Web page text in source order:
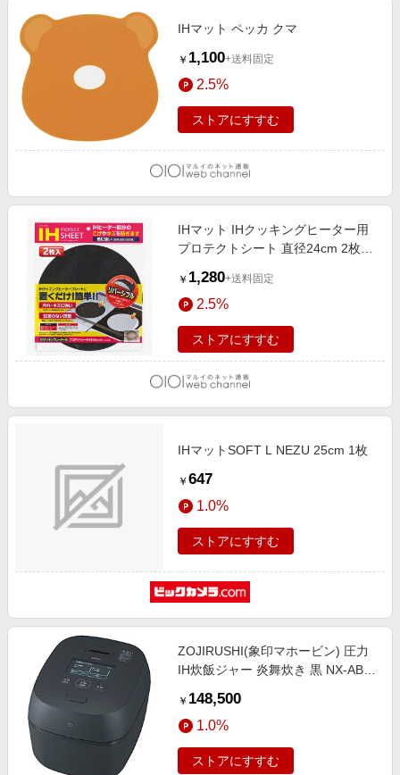
IHマット ペッカ クマ
￥ 1,100+送料固定
2.5%
ストアにすすむ
IHマット IHクッキングヒーター用
プロテクトシート 直径24cm 2枚入
￥ 1,280+送料固定
2.5%
ストアにすすむ
IHマットSOFT L NEZU 25cm 1枚
￥ 647
1.0%
ストアにすすむ
ZOJIRUSHI(象印マホービン) 圧力
IH炊飯ジャー 炎舞炊き 黒 NX-AB10
￥ 148,500
1.0%
ストアにすすむ